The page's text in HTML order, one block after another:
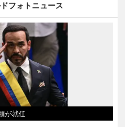
フォトニュース
が就任